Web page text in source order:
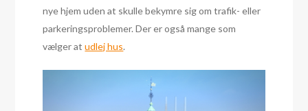
nye hjem uden at skulle bekymre sig om trafik- eller
parkeringsproblemer. Der er også mange som
vælger atudlej hus.